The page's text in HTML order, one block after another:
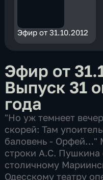
Эфир от 31.10.2012
Эфир от
Выпуск 31
года
"Но уж темнеет
скорей: Там
баловень - Орфей…"
строки А.С. Пушкина
столичному
Одесскому театру